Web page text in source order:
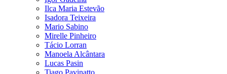
Ilca Maria Estevão
Isadora Teixeira
Mario Sabino
Mirelle Pinheiro
Tácio Lorran
Manoela Alcântara
Lucas Pasin
Tiago Pavinatto